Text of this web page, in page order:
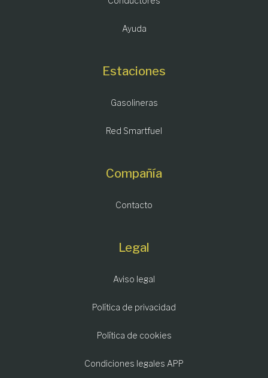
Ayuda
Estaciones
Gasolineras
Red Smartfuel
Compañía
Contacto
Legal
Aviso legal
Política de privacidad
Política de cookies
Condiciones legales APP